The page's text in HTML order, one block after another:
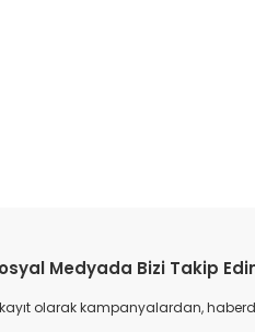
Medyada Bizi Takip
olarak kampanyalardan,